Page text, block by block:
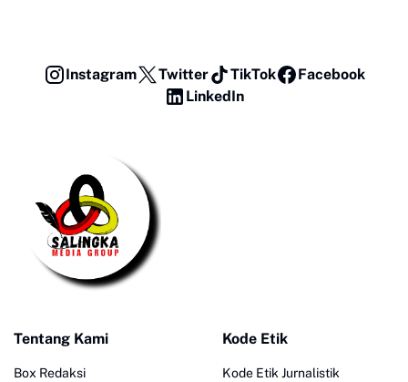
Instagram Twitter TikTok
Facebook
LinkedIn
Tentang Kami
Box Redaksi
Kode Etik
Kode Etik Jurnalistik